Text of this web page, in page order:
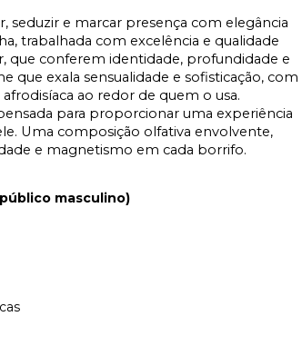
seduzir e marcar presença com elegância
trabalhada com excelência e qualidade
que conferem identidade, profundidade e
exala sensualidade e sofisticação, com
ao redor de quem o usa.
para proporcionar uma experiência
Uma composição olfativa envolvente,
e magnetismo em cada borrifo.
masculino)